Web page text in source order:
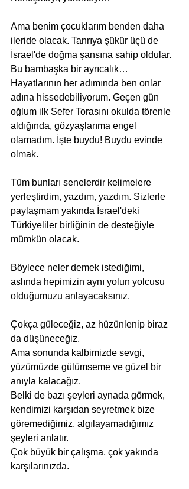
Ama benim çocuklarım benden daha
ileride olacak. Tanrıya şükür üçü de
İsrael'de doğma şansına sahip oldular.
Bu bambaşka bir ayrıcalık…
Hayatlarının her adımında ben onlar
adına hissedebiliyorum. Geçen gün
oğlum ilk Sefer Torasını okulda törenle
aldığında, gözyaşlarıma engel
olamadım. İşte buydu! Buydu evinde
olmak.
Tüm bunları senelerdir kelimelere
yerleştirdim, yazdım, yazdım. Sizlerle
paylaşmam yakında İsrael'deki
Türkiyeliler birliğinin de desteğiyle
mümkün olacak.
Böylece neler demek istediğimi,
aslında hepimizin aynı yolun yolcusu
olduğumuzu anlayacaksınız.
Çokça güleceğiz, az hüzünlenip biraz
da düşüneceğiz.
Ama sonunda kalbimizde sevgi,
yüzümüzde gülümseme ve güzel bir
anıyla kalacağız.
Belki de bazı şeyleri aynada görmek,
kendimizi karşıdan seyretmek bize
göremediğimiz, algılayamadığımız
şeyleri anlatır.
Çok büyük bir çalışma, çok yakında
karşılarınızda.